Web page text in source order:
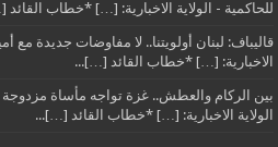
للحاكمية - الولاية الاخبارية: […] *خطاب
قاليباف: لبنان أولويتنا.. لا مفاوضات جديدة مع
الاخبارية: […] *خطاب القائد […]...
بين الركام والعطش.. غزة تواجه مأساة مزدوجة
الولاية الاخبارية: […] *خطاب القائد […]...